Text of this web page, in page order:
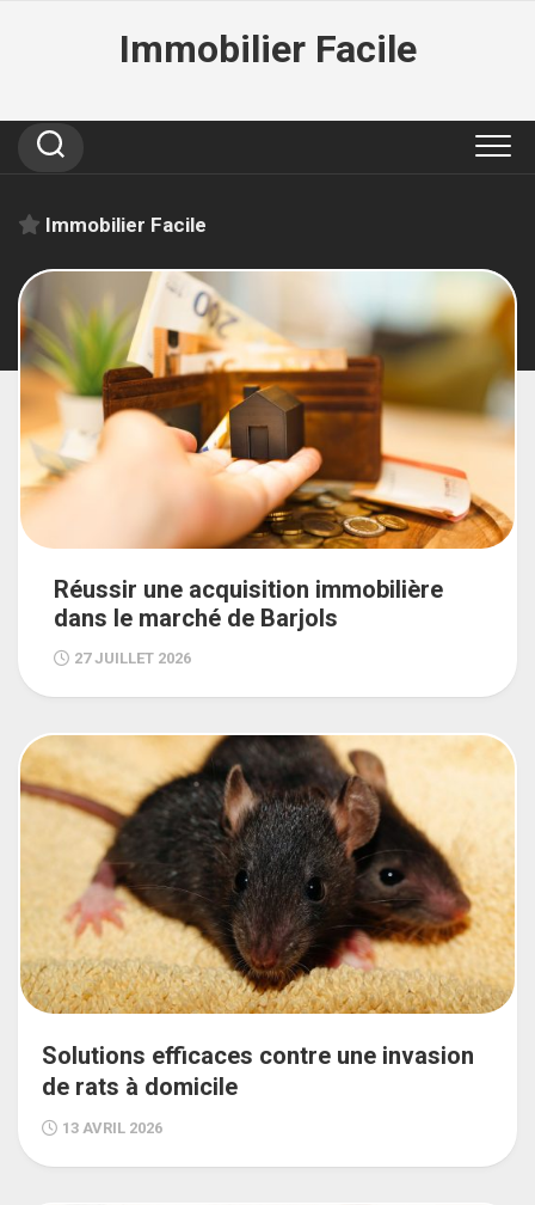
Immobilier Facile
Immobilier Facile
Réussir une acquisition immobilière
dans le marché de Barjols
27 JUILLET 2026
Solutions efficaces contre une invasion
de rats à domicile
13 AVRIL 2026